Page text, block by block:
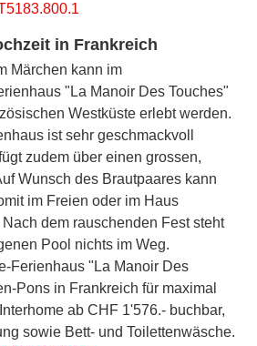
in Frankreich
Märchen kann im
"La Manoir Des Touches"
Westküste erlebt werden.
ist sehr geschmackvoll
zudem über einen grossen,
Wunsch des Brautpaares kann
im Freien oder im Haus
dem rauschenden Fest steht
Pool nichts im Weg.
Ferienhaus "La Manoir Des
Pons in Frankreich für maximal
ab CHF 1'576.- buchbar,
sowie Bett- und Toilettenwäsche.